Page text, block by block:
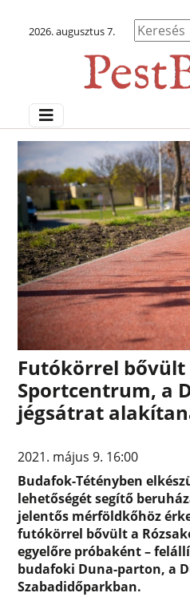
2026. augusztus 7.
Futókörrel bővült
Sportcentrum, a
jégsátrat
2021. május 9. 16:00
Budafok-Tétényben
lehetőségét segítő
jelentős mérföldkőhöz
futókörrel bővült a
egyelőre próbaként –
budafoki Duna-parton, a
Szabadidőparkban.